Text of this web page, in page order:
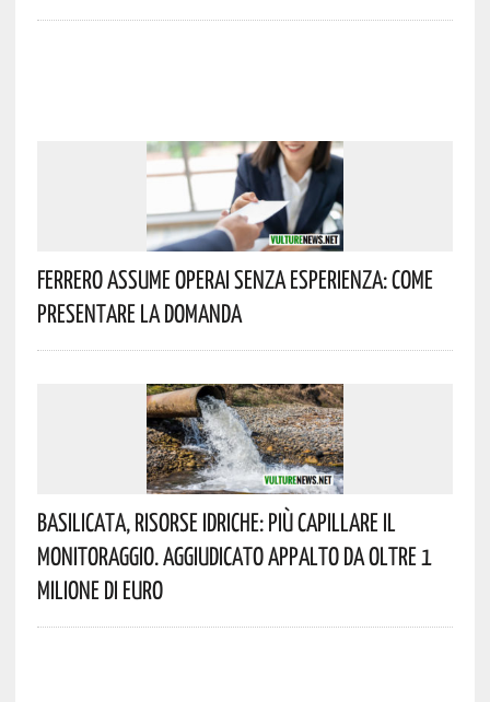
Ferrero Assume Operai Senza Esperienza: Come
Presentare La Domanda
Basilicata, Risorse Idriche: Più Capillare Il
Monitoraggio. Aggiudicato Appalto Da Oltre 1
Milione Di Euro